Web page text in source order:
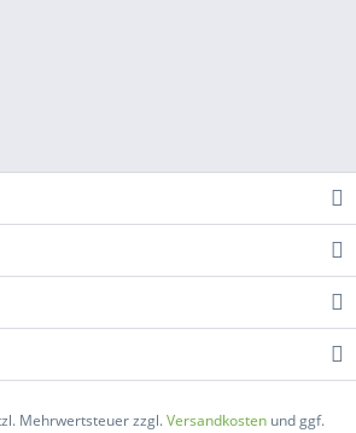
Mehrwertsteuer zzgl.Versandkosten und ggf.